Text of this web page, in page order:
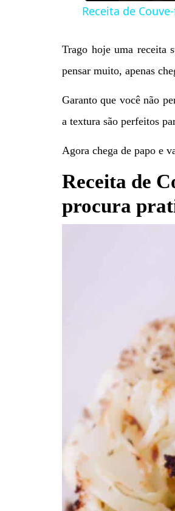
Receita de
Trago hoje uma receita
pensar muito, apenas
Garanto que você não
a textura são perfeitos
Agora chega de papo e
Receita de
procura